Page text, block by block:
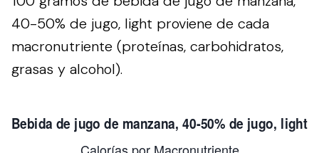
40-50% de jugo, light proviene de cada
macronutriente (proteínas, carbohidratos,
grasas y alcohol).